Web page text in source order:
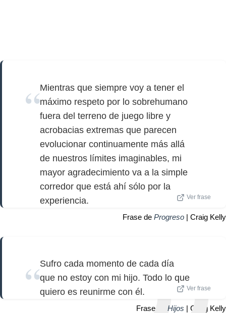
Mientras que siempre voy a tener el
máximo respeto por lo sobrehumano
fuera del terreno de juego libre y
acrobacias extremas que parecen
evolucionar continuamente más allá
de nuestros límites imaginables, mi
mayor agradecimiento va a la simple
corredor que está ahí sólo por la
experiencia.
Ver frase
Frase de Progreso | Craig Kelly
Sufro cada momento de cada día
que no estoy con mi hijo. Todo lo que
quiero es reunirme con él.
Ver frase
Frase de Hijos | Craig Kelly